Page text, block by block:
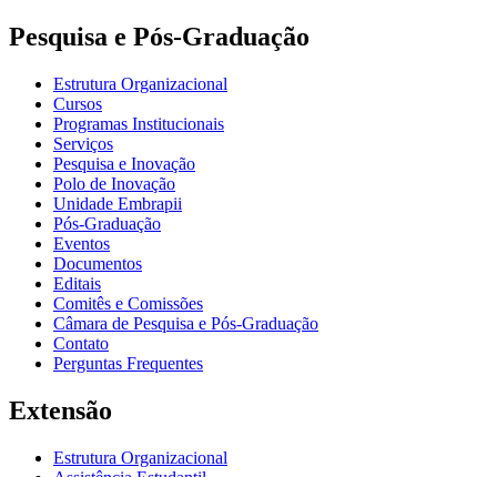
Pesquisa e Pós-Graduação
Estrutura Organizacional
Cursos
Programas Institucionais
Serviços
Pesquisa e Inovação
Polo de Inovação
Unidade Embrapii
Pós-Graduação
Eventos
Documentos
Editais
Comitês e Comissões
Câmara de Pesquisa e Pós-Graduação
Contato
Perguntas Frequentes
Extensão
Estrutura Organizacional